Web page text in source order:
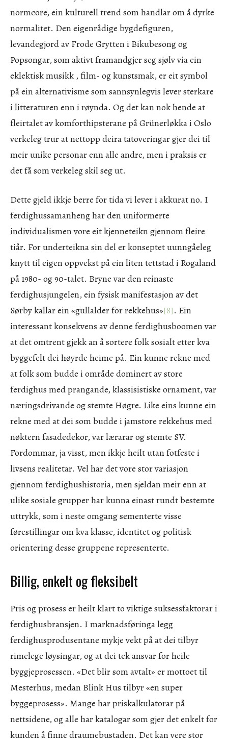
normcore, ein kulturell trend som handlar om å dyrke
normalitet. Den eigenrådige bygdefiguren,
levandegjord av Frode Grytten i Bikubesong og
Popsongar, som aktivt framandgjer seg sjølv via ein
eklektisk musikk , film- og kunstsmak, er eit symbol
på ein alternativisme som sannsynlegvis lever sterkare
i litteraturen enn i røynda. Og det kan nok hende at
fleirtalet av komforthipsterane på Grünerløkka i Oslo
verkeleg trur at nettopp deira tatoveringar gjer dei til
meir unike personar enn alle andre, men i praksis er
det få som verkeleg skil seg ut.
Dette gjeld ikkje berre for tida vi lever i akkurat no. I
ferdighussamanheng har den uniformerte
individualismen vore eit kjenneteikn gjennom fleire
tiår. For underteikna sin del er konseptet uunngåeleg
knytt til eigen oppvekst på ein liten tettstad i Rogaland
på 1980- og 90-talet. Bryne var den reinaste
ferdighusjungelen, ein fysisk manifestasjon av det
Sørby kallar ein «gullalder for rekkehus»[8]. Ein
interessant konsekvens av denne ferdighusboomen var
at det omtrent gjekk an å sortere folk sosialt etter kva
byggefelt dei høyrde heime på. Ein kunne rekne med
at folk som budde i område dominert av store
ferdighus med prangande, klassisistiske ornament, var
næringsdrivande og stemte Høgre. Like eins kunne ein
rekne med at dei som budde i jamstore rekkehus med
nøktern fasadedekor, var lærarar og stemte SV.
Fordommar, ja visst, men ikkje heilt utan fotfeste i
livsens realitetar. Vel har det vore stor variasjon
gjennom ferdighushistoria, men sjeldan meir enn at
ulike sosiale grupper har kunna einast rundt bestemte
uttrykk, som i neste omgang sementerte visse
førestillingar om kva klasse, identitet og politisk
orientering desse gruppene representerte.
Billig, enkelt og fleksibelt
Pris og prosess er heilt klart to viktige suksessfaktorar i
ferdighusbransjen. I marknadsføringa legg
ferdighusprodusentane mykje vekt på at dei tilbyr
rimelege løysingar, og at dei tek ansvar for heile
byggjeprosessen. «Det blir som avtalt» er mottoet til
Mesterhus, medan Blink Hus tilbyr «en super
byggeprosess». Mange har priskalkulatorar på
nettsidene, og alle har katalogar som gjer det enkelt for
kunden å finne draumebustaden. Det kan vere stor